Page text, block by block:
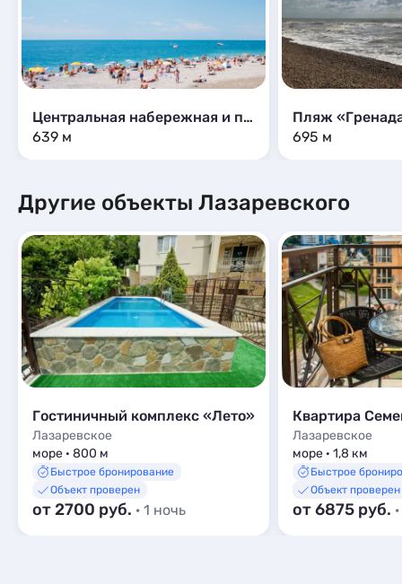
Центральная набережная и пляж
639 м
Пляж
695 м
Другие объекты Лазаревского
Гостиничный комплекс «Лето»
Лазаревское
море · 800 м
Быстрое бронирование
Объект проверен
от 2700 руб. · 1 ночь
Лазаревское
море · 1,8 км
Быстрое
Объект проверен
от 6875 руб.